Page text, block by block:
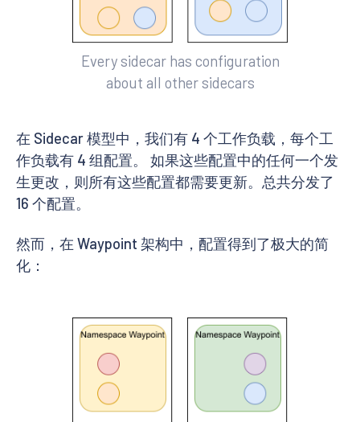
Every sidecar has configuration
about all other sidecars
在 Sidecar 模型中，我们有 4 个工作负载，每个工
作负载有 4 组配置。 如果这些配置中的任何一个发
生更改，则所有这些配置都需要更新。总共分发了
16 个配置。
然而，在 Waypoint 架构中，配置得到了极大的简
化：